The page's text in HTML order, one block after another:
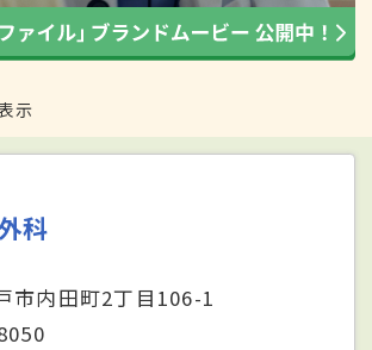
示
科
市内田町2丁目106-1